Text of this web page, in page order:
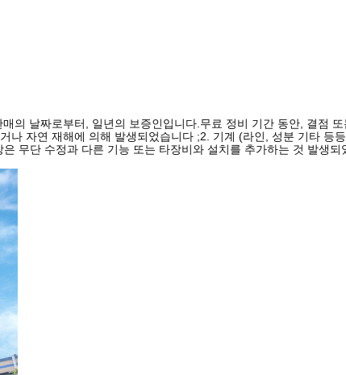
의 날짜로부터, 일년의 보증인입니다.무료 정비 기간 동안, 결점
자연 재해에 의해 발생되었습니다 ;2. 기계 (라인, 성분 기타 등
무단 수정과 다른 기능 또는 타장비와 설치를 추가하는 것 발생되